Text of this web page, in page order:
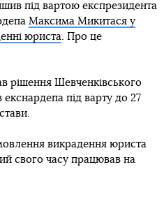
під вартою експрезидента
Максима Микитася у
юриста. Про це
рішення Шевченківського
екснардепа під варту до 27
викрадення юриста
свого часу працював на